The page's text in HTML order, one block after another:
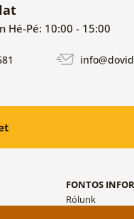
Hé-Pé: 10:00 - 15:00
FONTOS
Rólunk